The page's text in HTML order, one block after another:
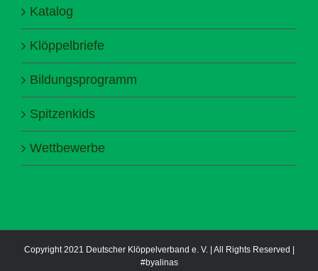
Katalog
Klöppelbriefe
Bildungsprogramm
Spitzenkids
Wettbewerbe
Copyright 2021 Deutscher Klöppelverband e. V. | All Rights Reserved |
#byalinas